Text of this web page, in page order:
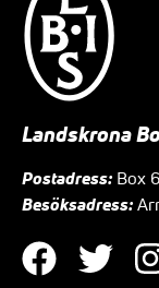
Landskrona
Postadress: Box
Besöksadress: